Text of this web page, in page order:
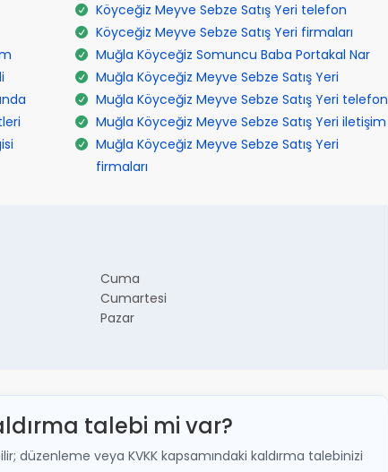
Köyceğiz Meyve Sebze Satış Yeri telefon
Köyceğiz Meyve Sebze Satış Yeri firmaları
Muğla Köyceğiz Somuncu Baba Portakal Nar
Muğla Köyceğiz Meyve Sebze Satış Yeri
Muğla Köyceğiz Meyve Sebze Satış Yeri telefon
Muğla Köyceğiz Meyve Sebze Satış Yeri iletişim
Muğla Köyceğiz Meyve Sebze Satış Yeri
firmaları
Cuma
Cumartesi
Pazar
talebi mi var?
düzenleme veya KVKK kapsamındaki kaldırma talebinizi